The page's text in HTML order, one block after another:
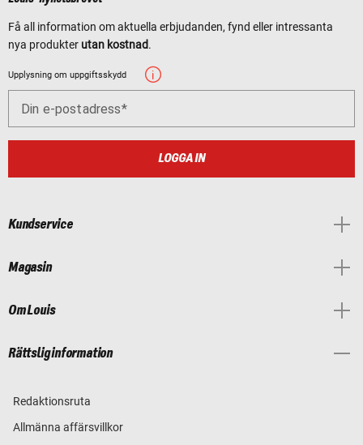
Få all information om aktuella erbjudanden, fynd eller intressanta
nya produkter utan kostnad.
Upplysning om uppgiftsskydd
Din e-postadress
LOGGA IN
Kundservice
Magasin
Om Louis
Rättslig information
Redaktionsruta
Allmänna affärsvillkor